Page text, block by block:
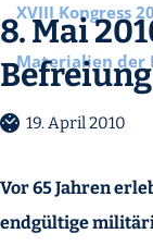
XVIII Kongress
Materialien der
8. Mai
Befreiung
19. April 2010
Vor 65 Jahren
endgültige